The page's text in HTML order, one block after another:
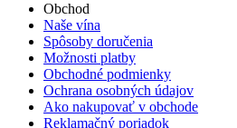
Obchod
Naše vína
Spôsoby doručenia
Možnosti platby
Obchodné podmienky
Ochrana osobných údajov
Ako nakupovať v obchode
Reklamačný poriadok